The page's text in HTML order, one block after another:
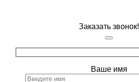
Заказать звонок!
Ваше имя